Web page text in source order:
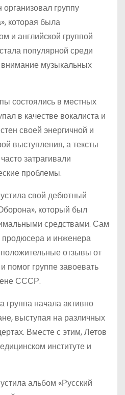
группу
которая была
и английской группой
популярной среди
внимание музыкальных
состоялись в местных
в качестве вокалиста и
своей энергичной и
выступления, а тексты
затрагивали
проблемы.
свой дебютный
который был
средствами. Сам
и инженера
отзывы от
помог группе завоевать
СССР.
группа начала активно
выступая на различных
Вместе с этим, Летов
институте и
альбом «Русский